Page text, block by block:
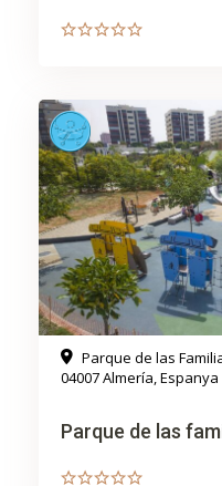
Parque de las
04007 Almería, Espanya
Parque de las